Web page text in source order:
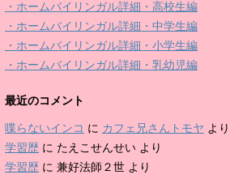
・ホームバイリンガル詳細・高校生編
・ホームバイリンガル詳細・中学生編
・ホームバイリンガル詳細・小学生編
・ホームバイリンガル詳細・乳幼児編
最近のコメント
喋らないインコ に カフェ兄さんトモヤ より
学習歴 に たえこせんせい より
学習歴 に 兼好法師２世 より